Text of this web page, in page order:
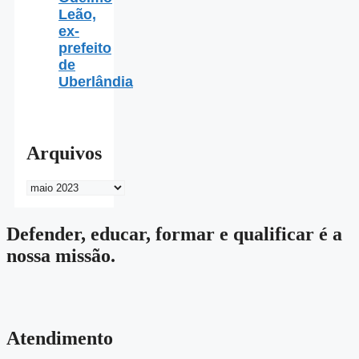
Leão,
ex-
prefeito
de
Uberlândia
Arquivos
Arquivos
Defender, educar, formar e qualificar é a
nossa missão.
Atendimento